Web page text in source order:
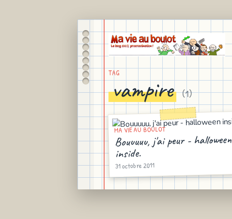
TAG
vampire (1)
MA VIE AU BOULOT
Bouuuuu, j'ai peur - halloween
inside.
31 octobre 2011